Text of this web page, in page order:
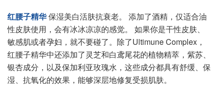
红腰子精华保湿美白活肤抗衰老。 添加了酒精，仅适合油
性皮肤使用，会有冰冰凉凉的感觉。 如果你是干性皮肤、
敏感肌或者孕妇，就不要碰了。除了Ultimune Complex，
红腰子精华中还添加了灵芝和白鸢尾花的植物精萃，紫苏、
银杏成分，以及保加利亚玫瑰水，这些成分都具有舒缓、保
湿、抗氧化的效果，能够深层地修复受损肌肤。